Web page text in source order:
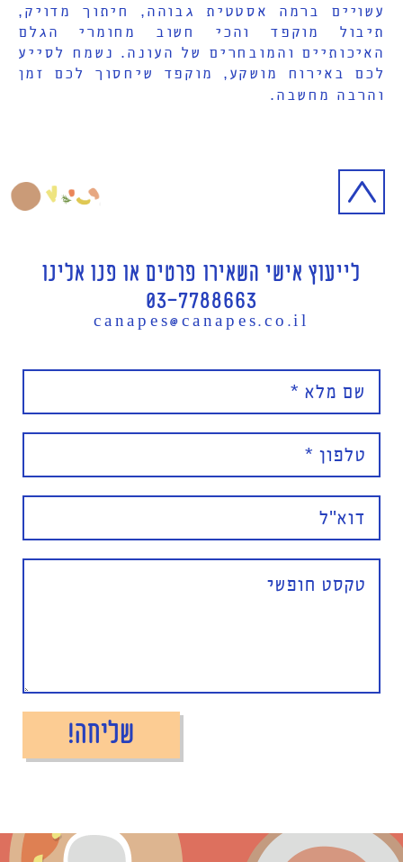
עשויים ברמה אסטטית גבוהה, חיתוך מדויק,
תיבול מוקפד והכי חשוב מחומרי הגלם
האיכותיים והמובחרים של העונה. נשמח לסייע
לכם באירוח מושקע,
מוקפד שיחסוך לכם זמן
והרבה מחשבה.
לייעוץ אישי השאירו פרטים או פנו אלינו
03-7788663
canapes@canapes.co.il